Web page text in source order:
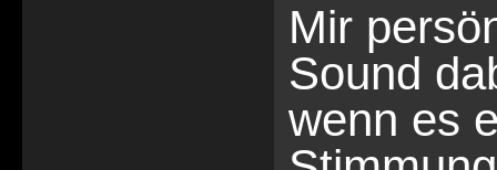
Mir
Sound
wenn es